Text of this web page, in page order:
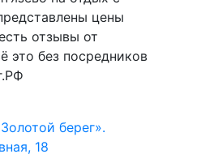
цены
отзывы от
это без посредников